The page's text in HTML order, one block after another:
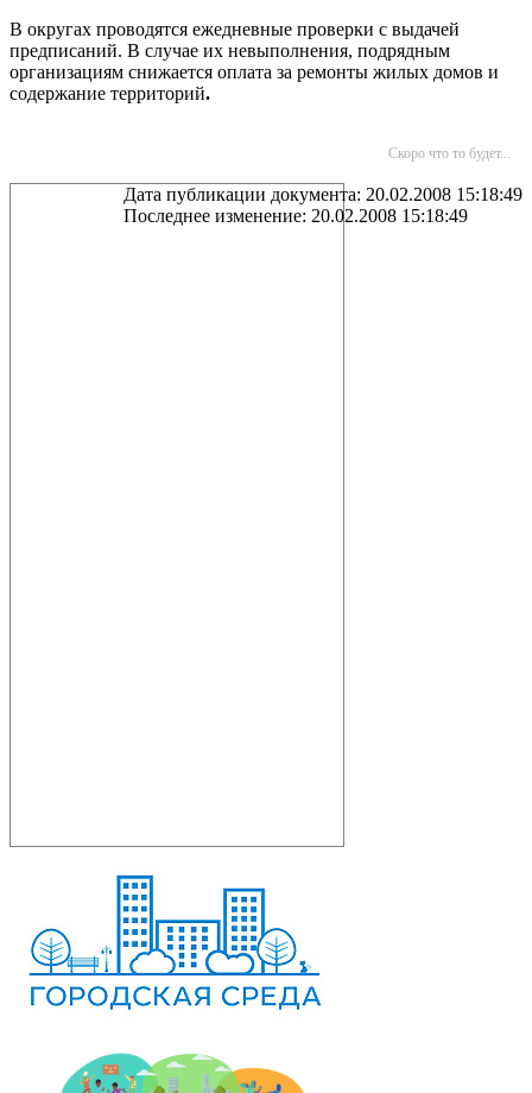
В округах проводятся ежедневные проверки с выдачей
предписаний. В случае их невыполнения, подрядным
организациям снижается оплата за ремонты жилых домов и
содержание территорий.
Скоро что то будет...
Дата публикации документа: 20.02.2008 15:18:49
Последнее изменение: 20.02.2008 15:18:49